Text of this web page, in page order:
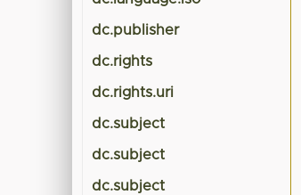
dc.publisher
dc.rights
dc.rights.uri
dc.subject
dc.subject
dc.subject